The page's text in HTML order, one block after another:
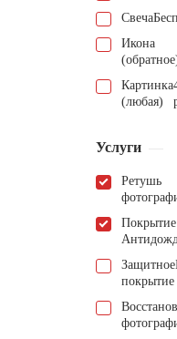
Свеча
Икона
Картинка
(любая)
Услуги
Ретушь
Покрытие
Защитное
покрытие